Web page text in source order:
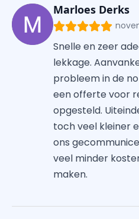
Marloes Derks
Snelle en zeer
lekkage.
probleem in de
een offerte voor
opgesteld.
toch veel kleiner
ons
veel minder
maken.